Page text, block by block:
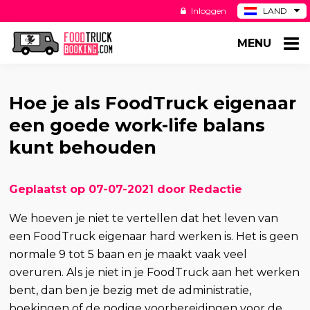
LAND
DE
Inloggen
MENU
Hoe je als FoodTruck eigenaar
een goede work-life balans
kunt behouden
Geplaatst op 07-07-2021 door Redactie
We hoeven je niet te vertellen dat het leven van
een FoodTruck eigenaar hard werken is. Het is geen
normale 9 tot 5 baan en je maakt vaak veel
overuren. Als je niet in je FoodTruck aan het werken
bent, dan ben je bezig met de administratie,